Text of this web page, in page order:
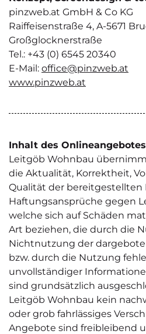
pinzweb.at GmbH & Co KG
Raiffeisenstraße 4, A-5671
Großglocknerstraße
Tel.: +43 (0) 6545 20340
E-Mail: office@pinzweb.at
www.pinzweb.at
Inhalt des Onlineangebotes
Leitgöb Wohnbau
die Aktualität, Korrektheit,
Qualität der bereitgestellten
Haftungsansprüche gegen
welche sich auf Schäden
Art beziehen, die durch die
Nichtnutzung der
bzw. durch die Nutzung
unvollständiger
sind grundsätzlich
Leitgöb Wohnbau kein
oder grob fahrlässiges
Angebote sind freibleibend